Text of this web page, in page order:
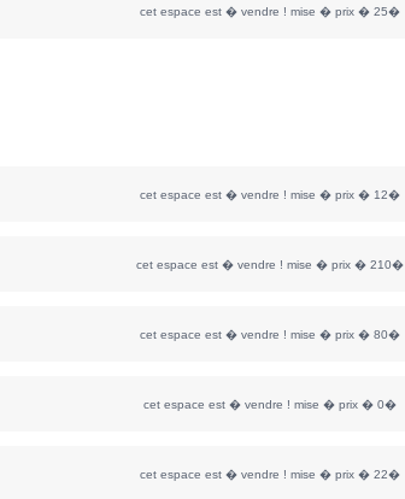
cet espace est � vendre ! mise � prix � 25�
cet espace est � vendre ! mise � prix � 12�
cet espace est � vendre ! mise � prix � 210�
cet espace est � vendre ! mise � prix � 80�
cet espace est � vendre ! mise � prix � 0�
cet espace est � vendre ! mise � prix � 22�